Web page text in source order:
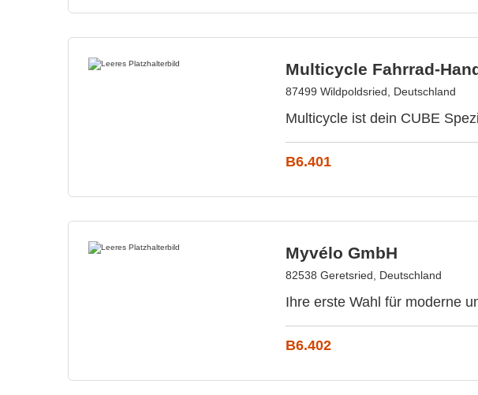
Multicycle Fahrrad-
87499 Wildpoldsried, Deutschland
Multicycle ist dein CUBE
B6.401
Myvélo GmbH
82538 Geretsried, Deutschland
Ihre erste Wahl für moderne
B6.402